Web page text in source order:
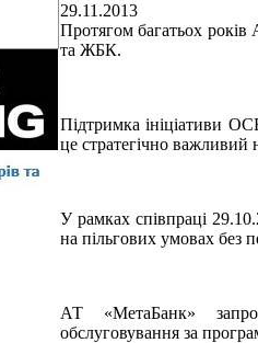
29.11.2013
Протягом багатьох
та ЖБК.
Підтримка ініціативи
це стратегічно важливий
У рамках співпраці
на пільгових умовах без
АТ «МетаБанк»
обслуговування за